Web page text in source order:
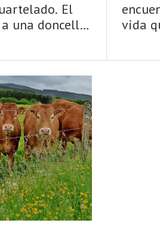
El
una doncella
vida